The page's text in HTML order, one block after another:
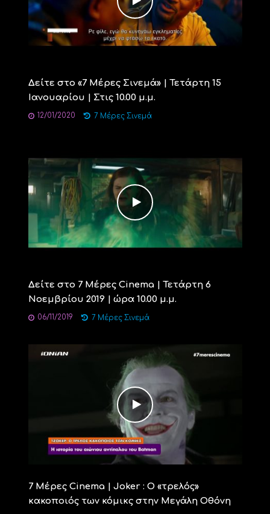
Δείτε στο «7 Μέρες Σινεμά» | Τετάρτη 15
Ιανουαρίου | Στις 10.00 μ.μ.
12/01/2020 7 Μέρες Σινεμά
Δείτε στο 7 Μέρες Cinema | Τετάρτη 6
Νοεμβρίου 2019 | ώρα 10.00 μ.μ.
06/11/2019 7 Μέρες Σινεμά
7 Μέρες Cinema | Joker : Ο «τρελός»
κακοποιός των κόμικς στην Μεγάλη Οθόνη